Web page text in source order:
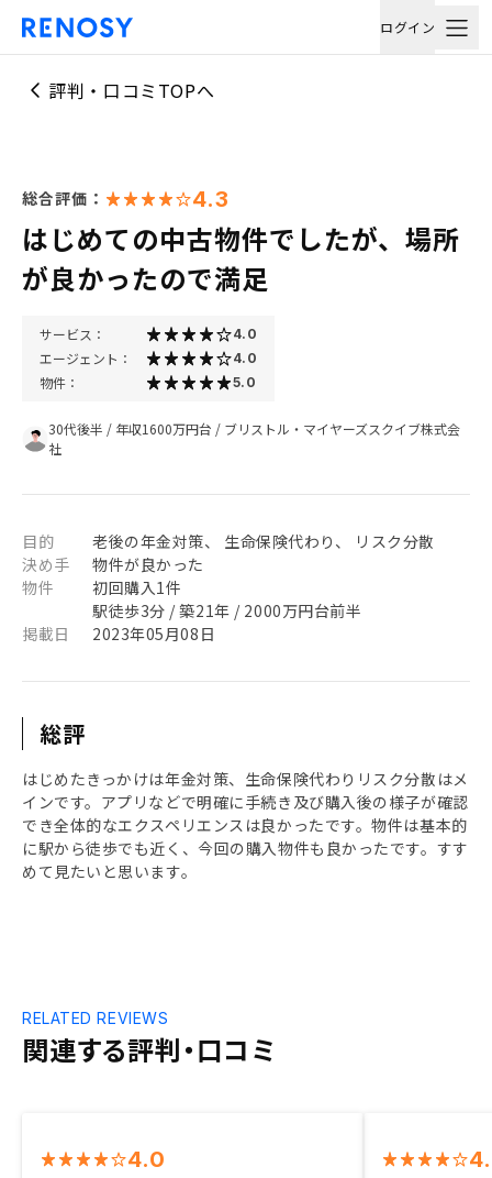
ログイン
評判・口コミTOPへ
総合評価： 4.3
はじめての中古物件でしたが、場所
が良かったので満足
サービス： 4.0
エージェント： 4.0
物件： 5.0
30代後半 / 年収1600万円台 / ブリストル・マイヤーズスクイブ株式会
社
目的
老後の年金対策、 生命保険代わり、 リスク分散
決め手
物件が良かった
物件
初回購入1件
駅徒歩3分 / 築21年 / 2000万円台前半
掲載日
2023年05月08日
総評
はじめたきっかけは年金対策、生命保険代わりリスク分散はメ
インです。アプリなどで明確に手続き及び購入後の様子が確認
でき全体的なエクスペリエンスは良かったです。物件は基本的
に駅から徒歩でも近く、今回の購入物件も良かったです。すす
めて見たいと思います。
関連する評判・口コミ
RELATED REVIEWS
4.0